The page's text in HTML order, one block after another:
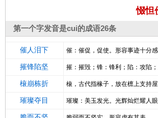
惙怛
第一个字发音是cui的成语26条
催人泪下 催：催促，促使。形容事迹十分
摧锋陷坚 摧：摧毁；锋：锋利；陷：攻陷
榱崩栋折 榱，古代指椽子，放在檩上支持
璀璨夺目 璀璨：美玉发光。光辉灿烂耀人眼